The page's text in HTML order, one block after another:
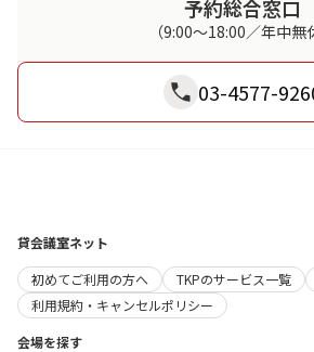
予約総合窓口
（9:00～18:00／年中無
03-4577-
貸会議室ネット
初めてご利用の方へ
TKPのサービス一覧
利用規約・キャンセルポリシー
会場を探す